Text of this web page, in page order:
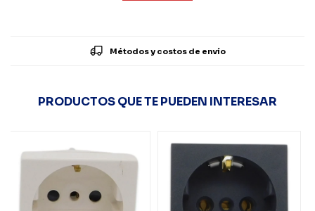
Métodos y costos de envío
PRODUCTOS QUE TE PUEDEN INTERESAR